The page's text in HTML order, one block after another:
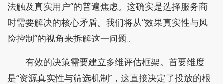
法触及真实用户”的普遍焦虑。这确实是选择服务商
时需要解决的核心矛盾。我们将从“效果真实性与风
险控制”的视角来拆解这一问题。
有效的决策需要建立多维评估框架。首要维度
是“资源真实性与筛选机制”，这直接决定了投放的根